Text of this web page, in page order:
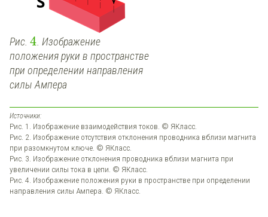
Рис. 4 Изображение
положения руки в пространстве
при определении направления
силы Ампера
Источники:
Рис. 1. Изображение взаимодействия токов. © ЯКласс.
Рис. 2. Изображение отсутствия отклонения проводника вблизи магнита
при разомкнутом ключе. © ЯКласс.
Рис. 3. Изображение отклонения проводника вблизи магнита при
увеличении силы тока в цепи. © ЯКласс.
Рис. 4. Изображение положения руки в пространстве при определении
направления силы Ампера. © ЯКласс.